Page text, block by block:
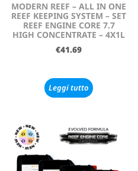
MODERN REEF – ALL IN ONE
REEF KEEPING SYSTEM – SET
REEF ENGINE CORE 7.7
HIGH CONCENTRATE – 4X1L
€41.69
Leggi tutto